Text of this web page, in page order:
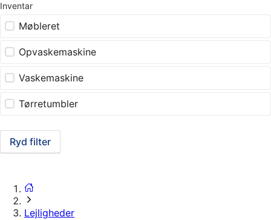
Inventar
Møbleret
Opvaskemaskine
Vaskemaskine
Tørretumbler
Ryd filter
Lejligheder